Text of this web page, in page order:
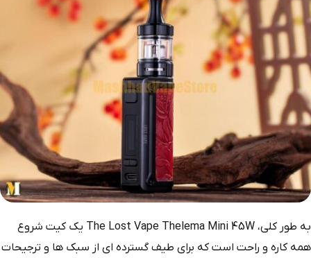
به طور کلی، The Lost Vape Thelema Mini 45W یک کیت شروع
همه کاره و راحت است که برای طیف گسترده ای از سبک ها و ترجیحات